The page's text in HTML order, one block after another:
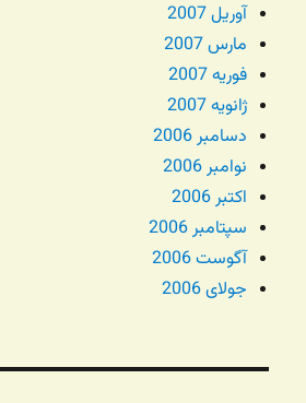
آوریل 2007
مارس 2007
فوریه 2007
ژانویه 2007
دسامبر 2006
نوامبر 2006
اکتبر 2006
سپتامبر 2006
آگوست 2006
جولای 2006